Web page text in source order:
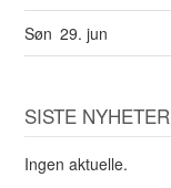
Søn 29. jun
SISTE NYHETER
Ingen aktuelle.